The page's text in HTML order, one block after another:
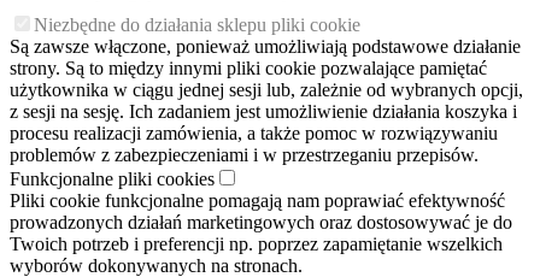
Niezbędne do działania sklepu pliki cookie
Są zawsze włączone, ponieważ umożliwiają podstawowe działanie
strony. Są to między innymi pliki cookie pozwalające pamiętać
użytkownika w ciągu jednej sesji lub, zależnie od wybranych opcji,
z sesji na sesję. Ich zadaniem jest umożliwienie działania koszyka i
procesu realizacji zamówienia, a także pomoc w rozwiązywaniu
problemów z zabezpieczeniami i w przestrzeganiu przepisów.
Funkcjonalne pliki cookies
Pliki cookie funkcjonalne pomagają nam poprawiać efektywność
prowadzonych działań marketingowych oraz dostosowywać je do
Twoich potrzeb i preferencji np. poprzez zapamiętanie wszelkich
wyborów dokonywanych na stronach.